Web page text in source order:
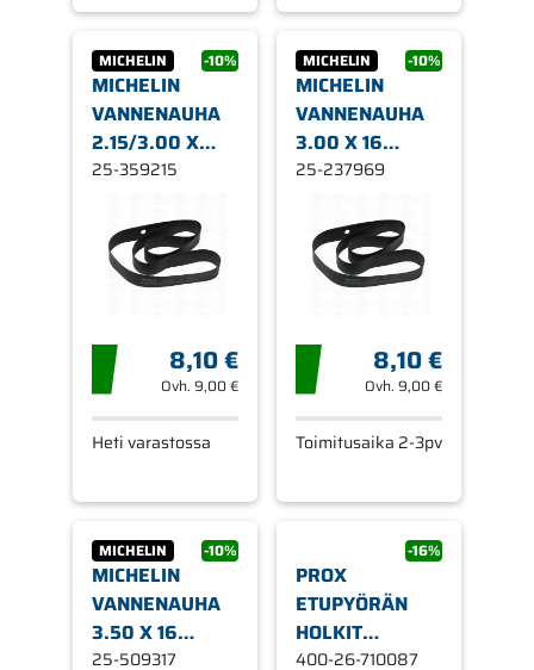
MICHELIN -10%
MICHELIN
VANNENAUHA
2.15/3.00 X
17/18/19
25-359215
8,10 €
Ovh. 9,00 €
Heti varastossa
MICHELIN -10%
MICHELIN
VANNENAUHA
3.00 X 16
(1300X33) D
25-237969
8,10 €
Ovh.9,00 €
Toimitusaika 2-3pv
MICHELIN -10%
MICHELIN
VANNENAUHA
3.50 X 16
(1050X45)
25-509317
-16%
PROX
ETUPYÖRÄN
HOLKIT
KTM125-530SX-
400-26-710087